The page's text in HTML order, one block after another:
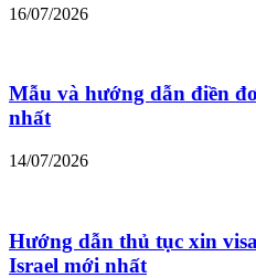
16/07/2026
Mẫu và hướng dẫn điền
nhất
14/07/2026
Hướng dẫn thủ tục xin
Israel mới nhất